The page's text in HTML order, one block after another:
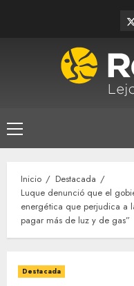
Menú
principal
Inicio
Destacada
Luque denunció que el
energética que perjudica a
pagar más de luz y de gas”
Destacada